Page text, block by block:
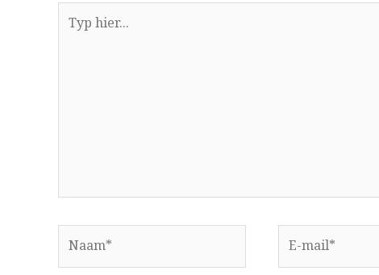
Typ
hier...
Naam*
E-
mail*